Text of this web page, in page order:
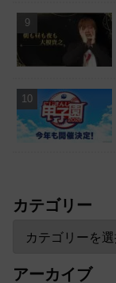
カテゴリー
アーカイブ